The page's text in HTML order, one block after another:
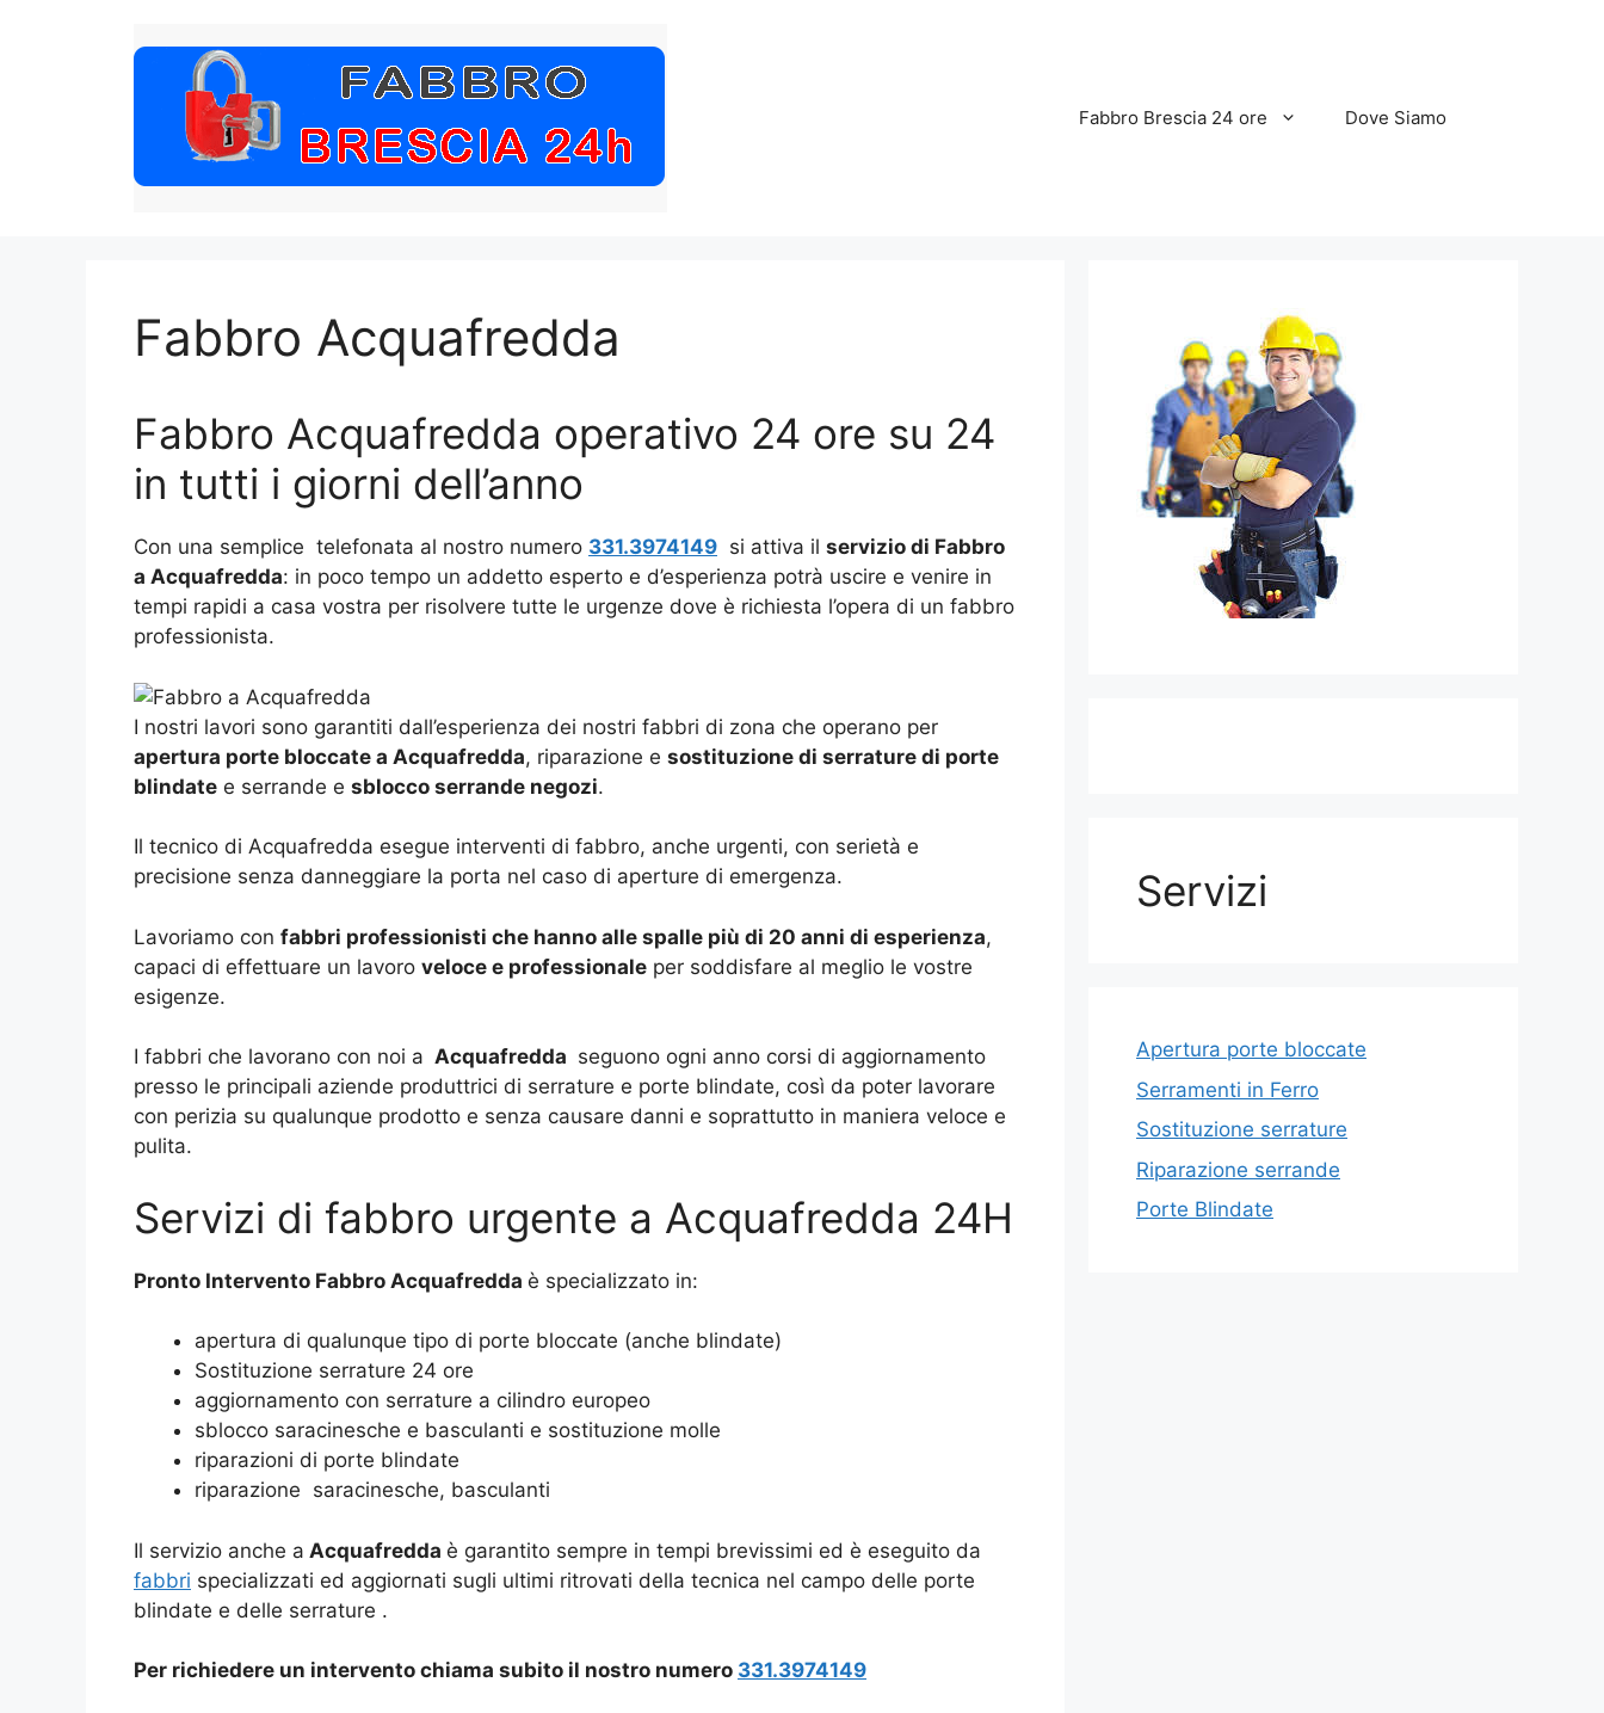
Fabbro Brescia 24 ore Dove Siamo
Fabbro Acquafredda
Fabbro Acquafredda operativo 24 ore su 24
in tutti i giorni dell’anno
Con una semplice telefonata al nostro numero 331.3974149 si attiva il servizio di Fabbro
a Acquafredda: in poco tempo un addetto esperto e d’esperienza potrà uscire e venire in
tempi rapidi a casa vostra per risolvere tutte le urgenze dove è richiesta l’opera di un fabbro
professionista.
I nostri lavori sono garantiti dall’esperienza dei nostri fabbri di zona che operano per
apertura porte bloccate a Acquafredda, riparazione e sostituzione di serrature di porte
blindate e serrande e sblocco serrande negozi.
Il tecnico di Acquafredda esegue interventi di fabbro, anche urgenti, con serietà e
precisione senza danneggiare la porta nel caso di aperture di emergenza.
Lavoriamo con fabbri professionisti che hanno alle spalle più di 20 anni di esperienza,
capaci di effettuare un lavoro veloce e professionale per soddisfare al meglio le vostre
esigenze.
I fabbri che lavorano con noi a Acquafredda seguono ogni anno corsi di aggiornamento
presso le principali aziende produttrici di serrature e porte blindate, così da poter lavorare
con perizia su qualunque prodotto e senza causare danni e soprattutto in maniera veloce e
pulita.
Servizi di fabbro urgente a Acquafredda 24H
Pronto Intervento Fabbro Acquafredda è specializzato in:
apertura di qualunque tipo di porte bloccate (anche blindate)
Sostituzione serrature 24 ore
aggiornamento con serrature a cilindro europeo
sblocco saracinesche e basculanti e sostituzione molle
riparazioni di porte blindate
riparazione saracinesche, basculanti
Il servizio anche a Acquafredda è garantito sempre in tempi brevissimi ed è eseguito da
fabbri specializzati ed aggiornati sugli ultimi ritrovati della tecnica nel campo delle porte
blindate e delle serrature .
Per richiedere un intervento chiama subito il nostro numero 331.3974149
Servizi
Apertura porte bloccate
Serramenti in Ferro
Sostituzione serrature
Riparazione serrande
Porte Blindate